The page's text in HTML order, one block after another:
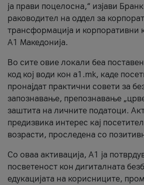
ја прави поцелосна,“ изјави
раководител на оддел за
трансформација и корпоративни
А1 Македонија.
Во сите овие локали беа
код кој води кон a1.mk, каде
пронајдат практични совети за
запознавање, препознавање
заштита на личните податоци.
предизвика интерес кај
возрасти, проследена со
Со оваа активација, А1 ја
посветеност кон дигиталната
едукацијата на корисниците,